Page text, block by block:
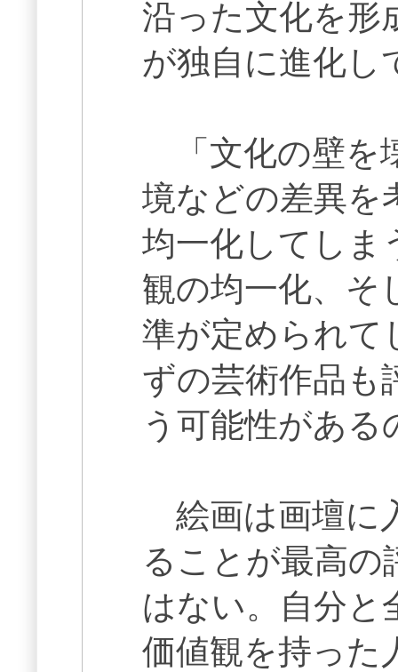
沿った文化を形
が独自に進化し
「文化の壁を
境などの差異を
均一化してしま
観の均一化、そ
準が定められて
ずの芸術作品も
う可能性がある
絵画は画壇に
ることが最高
はない。自分と
価値観を持った